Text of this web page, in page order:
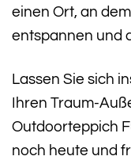
einen Ort, an
entspannen und
Lassen Sie sich
Ihren Traum-
Outdoorteppich
noch heute und